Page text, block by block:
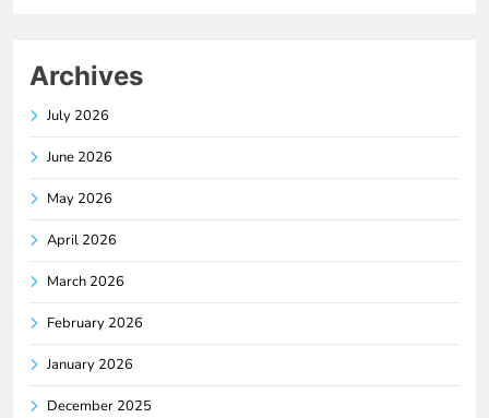
Archives
July 2026
June 2026
May 2026
April 2026
March 2026
February 2026
January 2026
December 2025